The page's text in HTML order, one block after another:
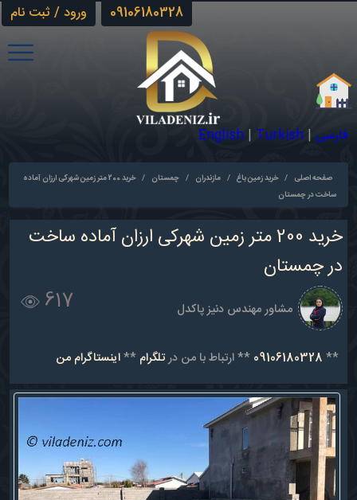
فارسی |
English| Turkish
ورود / ثبت نام 09106180328
صفحه اصلی / خرید زمین باغ / مازندران / چمستان /
خرید 200 متر زمین شهرکی ارزان آماده
ساخت در چمستان
خرید 200 متر زمین شهرکی ارزان آماده ساخت
در چمستان
617 مشاور مهندس دنیز پاکدل
**
09106180328 ** ارتباط با من درتلگرام **اینستاگرام من